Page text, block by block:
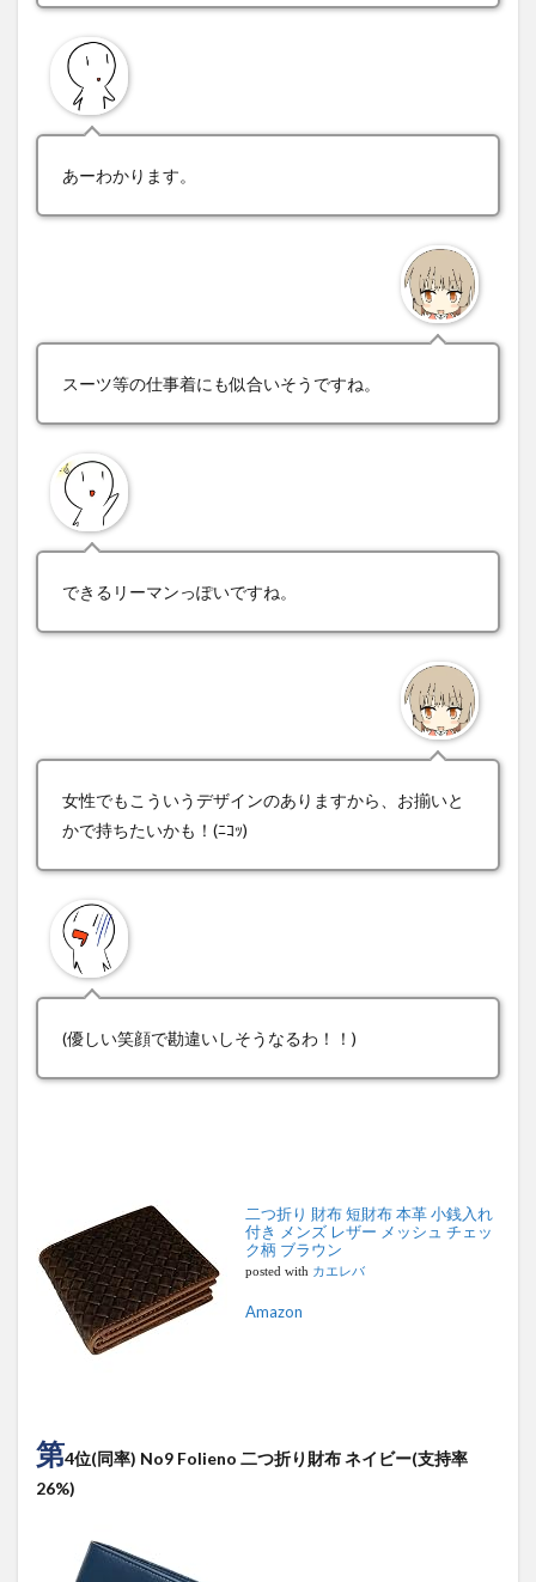
あーわかります。
スーツ等の仕事着にも似合いそうですね。
できるリーマンっぽいですね。
女性でもこういうデザインのありますから、お揃いと
かで持ちたいかも！(ﾆｺｯ)
(優しい笑顔で勘違いしそうなるわ！！)
二つ折り 財布 短財布 本革 小銭入れ
付き メンズ レザー メッシュ チェッ
ク柄 ブラウン
posted with カエレバ
Amazon
第4位(同率) No9 Folieno 二つ折り財布 ネイビー(支持率
26%)